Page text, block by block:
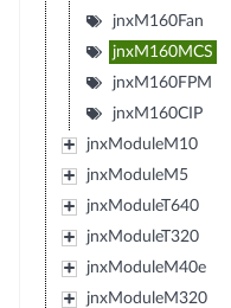
jnxM160Fan
jnxM160MCS
jnxM160FPM
jnxM160CIP
jnxModuleM10
jnxModuleM5
jnxModuleT640
jnxModuleT320
jnxModuleM40e
jnxModuleM320